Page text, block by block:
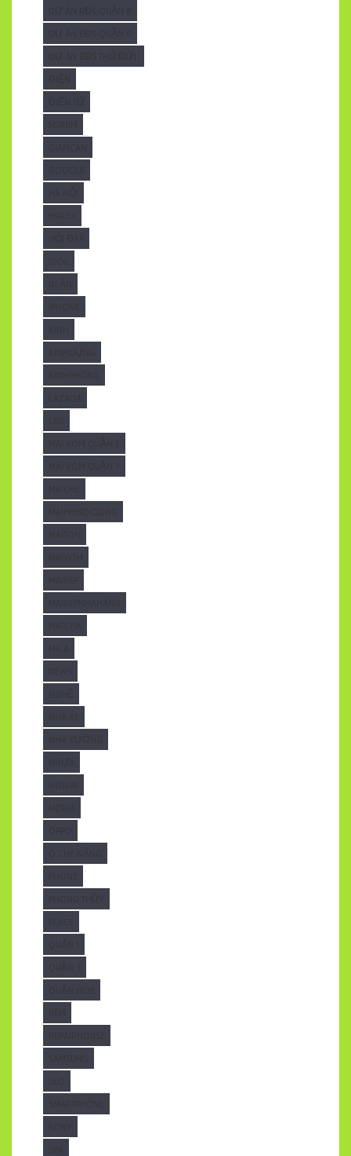
DỰ ÁN BĐS QUẬN 8
DỰ ÁN BĐS QUẬN 9
DỰ ÁN BĐS THỦ ĐỨC
ĐIỆN
ĐIỆN TỬ
GIAMCAN
HÀ NỘI
HỎI ĐÁP
LAZADA
MÁI VÒM QUẬN 2
MÁI VÒM QUẬN 3
MAICHE
MAIHIENDIDONG
MAITON
MAIVOM
MAIXEP
MAIXEPNHAHANG
MATCHA
MICA
NHÀ XE
NHÀ XƯỞNG
NHỰA
NOIBAT
NOKIA
PHONG THỦY
PLACE
REPAIRHOUSE
SAMSUNG
SMARTPHONE
SPA